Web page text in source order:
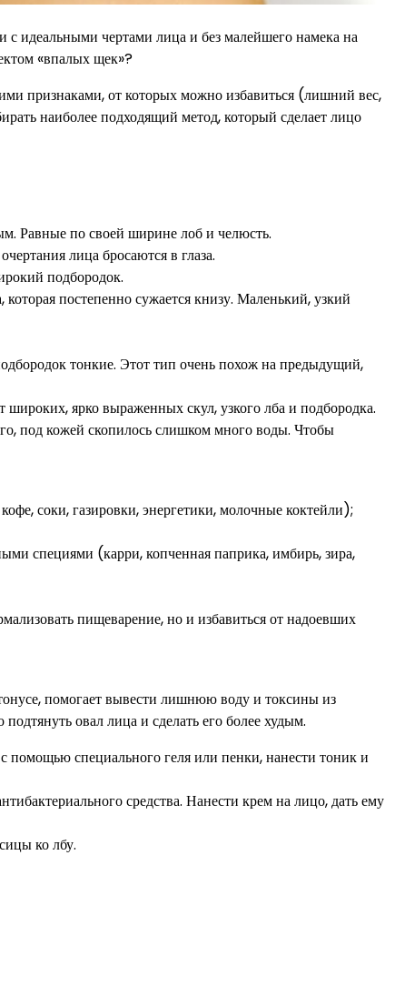
с идеальными чертами лица и без малейшего намека на
«впалых щек»?
признаками, от которых можно избавиться (лишний вес,
наиболее подходящий метод, который сделает лицо
Равные по своей ширине лоб и челюсть.
лица бросаются в глаза.
подбородок.
постепенно сужается книзу. Маленький, узкий
тонкие. Этот тип очень похож на предыдущий,
ярко выраженных скул, узкого лба и подбородка.
под кожей скопилось слишком много воды. Чтобы
соки, газировки, энергетики, молочные коктейли);
специями (карри, копченная паприка, имбирь, зира,
пищеварение, но и избавиться от надоевших
помогает вывести лишнюю воду и токсины из
овал лица и сделать его более худым.
специального геля или пенки, нанести тоник и
средства. Нанести крем на лицо, дать ему
ко лбу.